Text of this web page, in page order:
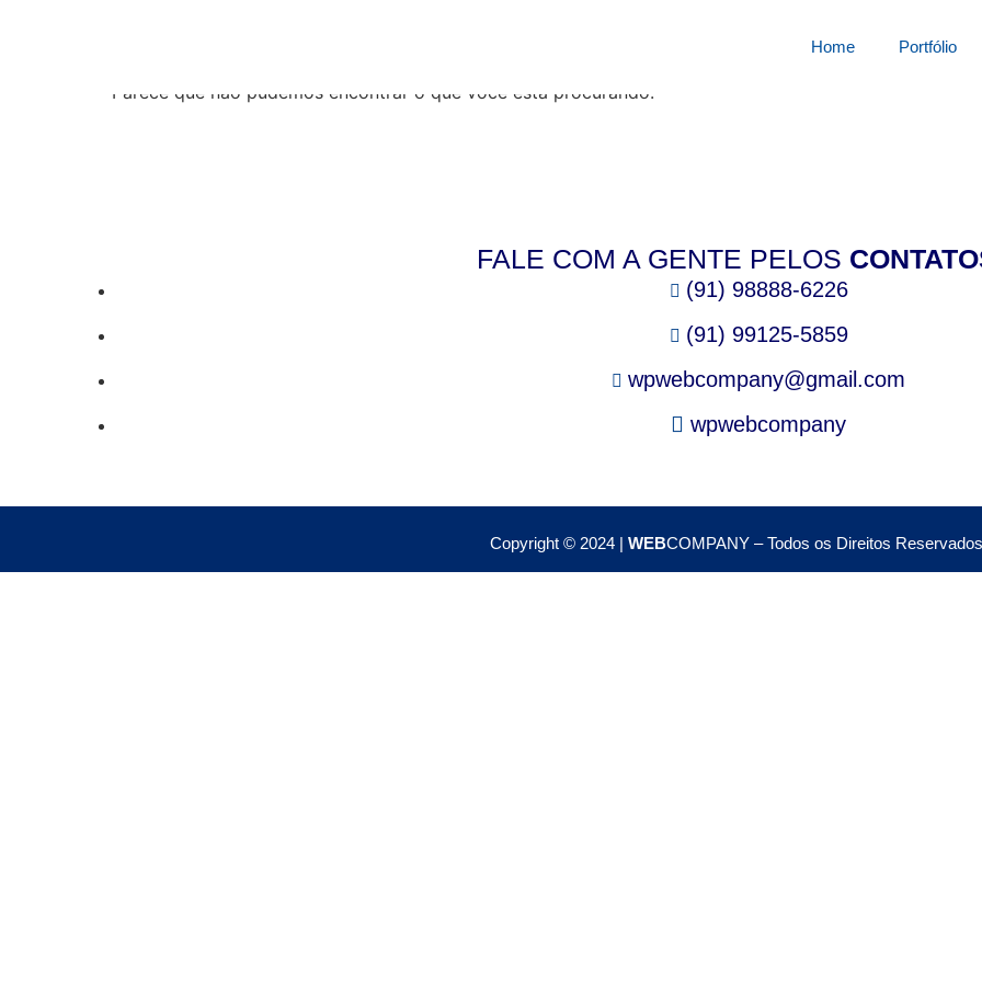
Home Portfólio
Parece que não pudemos encontrar o que você está procurando.
FALE COM A GENTE PELOS
(91) 98888-6226
(91) 99125-5859
wpwebcompany@gmail.com
wpwebcompany
Copyright © 2024 | WEBCOMPANY – Todos os Direitos Reservados